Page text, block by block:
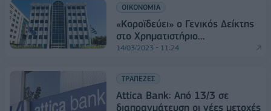
ΟΙΚΟΝΟΜΙΑ
«Κοροϊδεύει» ο Γενικός Δείκτης
στο Χρηματιστήριο...
14/03/2023 - 11:24
ΤΡΑΠΕΖΕΣ
Attica Bank: Από 13/3 σε
διαπραγμάτευση οι νέες μετοχές